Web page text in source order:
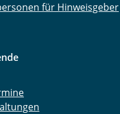
für Hinweisgeber